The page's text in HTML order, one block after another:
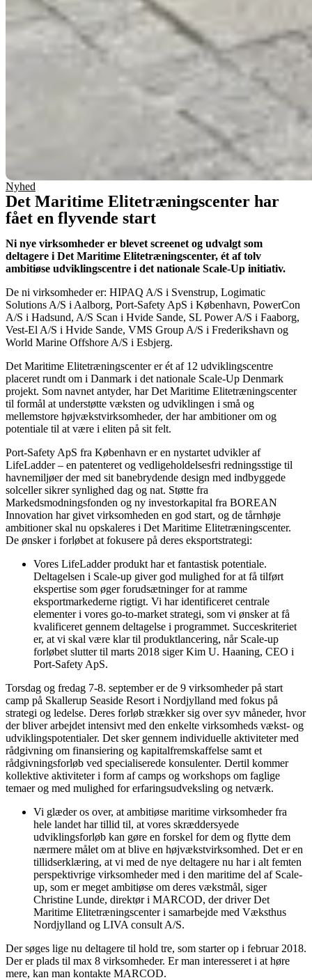
Nyhed
Det Maritime Elitetræningscenter har
fået en flyvende start
Ni nye virksomheder er blevet screenet og udvalgt som
deltagere i Det Maritime Elitetræningscenter, ét af tolv
ambitiøse udviklingscentre i det nationale Scale-Up initiativ.
De ni virksomheder er: HIPAQ A/S i Svenstrup, Logimatic
Solutions A/S i Aalborg, Port-Safety ApS i København, PowerCon
A/S i Hadsund, A/S Scan i Hvide Sande, SL Power A/S i Faaborg,
Vest-El A/S i Hvide Sande, VMS Group A/S i Frederikshavn og
World Marine Offshore A/S i Esbjerg.
Det Maritime Elitetræningscenter er ét af 12 udviklingscentre
placeret rundt om i Danmark i det nationale Scale-Up Denmark
projekt. Som navnet antyder, har Det Maritime Elitetræningscenter
til formål at understøtte væksten og udviklingen i små og
mellemstore højvækstvirksomheder, der har ambitioner om og
potentiale til at være i eliten på sit felt.
Port-Safety ApS fra København er en nystartet udvikler af
LifeLadder – en patenteret og vedligeholdelsesfri redningsstige til
havnemiljøer der med sit banebrydende design med indbyggede
solceller sikrer synlighed dag og nat. Støtte fra
Markedsmodningsfonden og ny investorkapital fra BOREAN
Innovation har givet virksomheden en god start, og de tårnhøje
ambitioner skal nu opskaleres i Det Maritime Elitetræningscenter.
De ønsker i forløbet at fokusere på deres eksportstrategi:
Vores LifeLadder produkt har et fantastisk potentiale.
Deltagelsen i Scale-up giver god mulighed for at få tilført
ekspertise som øger forudsætninger for at ramme
eksportmarkederne rigtigt. Vi har identificeret centrale
elementer i vores go-to-market strategi, som vi ønsker at få
kvalificeret gennem deltagelse i programmet. Succeskriteriet
er, at vi skal være klar til produktlancering, når Scale-up
forløbet slutter til marts 2018 siger Kim U. Haaning, CEO i
Port-Safety ApS.
Torsdag og fredag 7-8. september er de 9 virksomheder på start
camp på Skallerup Seaside Resort i Nordjylland med fokus på
strategi og ledelse. Deres forløb strækker sig over syv måneder, hvor
der bliver arbejdet intensivt med den enkelte virksomheds vækst- og
udviklingspotentialer. Det sker gennem individuelle aktiviteter med
rådgivning om finansiering og kapitalfremskaffelse samt et
rådgivningsforløb ved specialiserede konsulenter. Dertil kommer
kollektive aktiviteter i form af camps og workshops om faglige
temaer og med mulighed for erfaringsudveksling og netværk.
Vi glæder os over, at ambitiøse maritime virksomheder fra
hele landet har tillid til, at vores skræddersyede
udviklingsforløb kan gøre en forskel for dem og flytte dem
nærmere målet om at blive en højvækstvirksomhed. Det er en
tillidserklæring, at vi med de nye deltagere nu har i alt femten
perspektivrige virksomheder med i den maritime del af Scale-
up, som er meget ambitiøse om deres vækstmål, siger
Christine Lunde, direktør i MARCOD, der driver Det
Maritime Elitetræningscenter i samarbejde med Væksthus
Nordjylland og LIVA consult A/S.
Der søges lige nu deltagere til hold tre, som starter op i februar 2018.
Der er plads til max 8 virksomheder. Er man interesseret i at høre
mere, kan man kontakte MARCOD.